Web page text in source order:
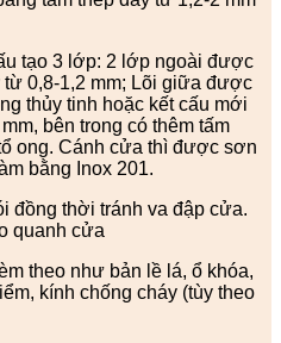
tạo 3 lớp: 2 lớp ngoài được
từ 0,8-1,2 mm; Lõi giữa được
thủy tinh hoặc kết cấu mới
bên trong có thêm tấm
ong. Cánh cửa thì được sơn
bằng Inox 201.
đồng thời tránh va đập cửa.
quanh cửa
theo như bản lề lá, ổ khóa,
kính chống cháy (tùy theo